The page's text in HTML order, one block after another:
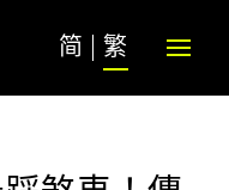
简 繁